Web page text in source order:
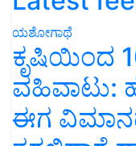
ಯಶೋಗಾಥೆ
ಕೃಷಿಯಿಂದ
ವಹಿವಾಟು:
ಈಗ ವಿಮಾನದ
ತರಲಿದ್ದಾರೆ